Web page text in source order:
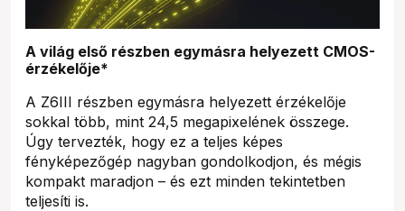
A világ első részben egymásra helyezett CMOS-
érzékelője*
A Z6III részben egymásra helyezett érzékelője
sokkal több, mint 24,5 megapixelének összege.
Úgy tervezték, hogy ez a teljes képes
fényképezőgép nagyban gondolkodjon, és mégis
kompakt maradjon – és ezt minden tekintetben
teljesíti is.